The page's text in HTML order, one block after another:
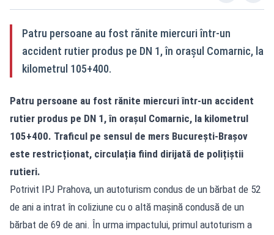
Patru persoane au fost rănite miercuri într-un
accident rutier produs pe DN 1, în orașul Comarnic, la
kilometrul 105+400.
Patru persoane au fost rănite miercuri într-un accident
rutier produs pe DN 1, în orașul Comarnic, la kilometrul
105+400. Traficul pe sensul de mers București-Brașov
este restricționat, circulația fiind dirijată de polițiștii
rutieri.
Potrivit IPJ Prahova, un autoturism condus de un bărbat de 52
de ani a intrat în coliziune cu o altă mașină condusă de un
bărbat de 69 de ani. În urma impactului, primul autoturism a